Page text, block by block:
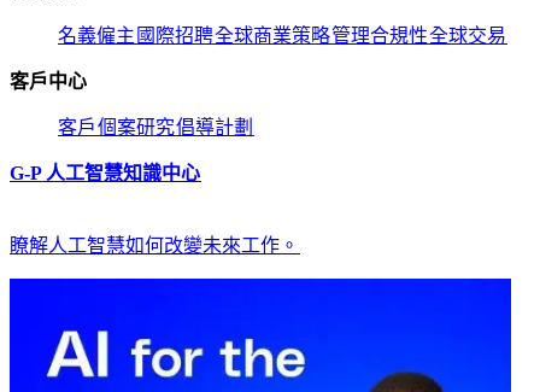
名義僱主​​ 國際招聘​​全球商業策略​​管理合規性​​全球交易​​
客戶中心​​
客戶​​個案研究​​倡導計劃​​
G-P 人工智慧知識中心​​
瞭解人工智慧如何改變未來工作。​​